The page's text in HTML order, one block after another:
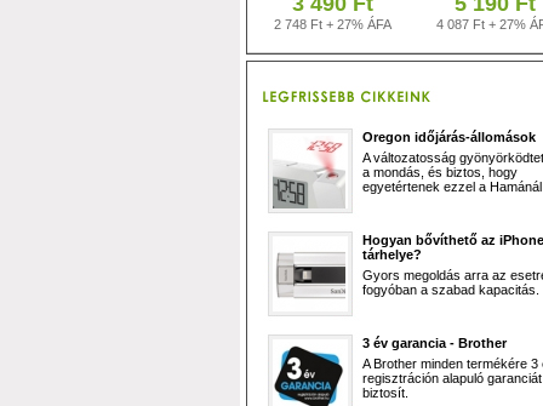
2 748 Ft + 27% ÁFA 4 087 Ft + 27%
Oregon időjárás-állomások
A változatosság
a mondás, és biztos, hogy
egyetértenek ezzel a
Hogyan bővíthető az iPhone
tárhelye?
Gyors megoldás arra az
fogyóban a szabad kapacitás.
3 év garancia - Brother
A Brother minden termékére 3
regisztráción alapuló garanciát
biztosít.